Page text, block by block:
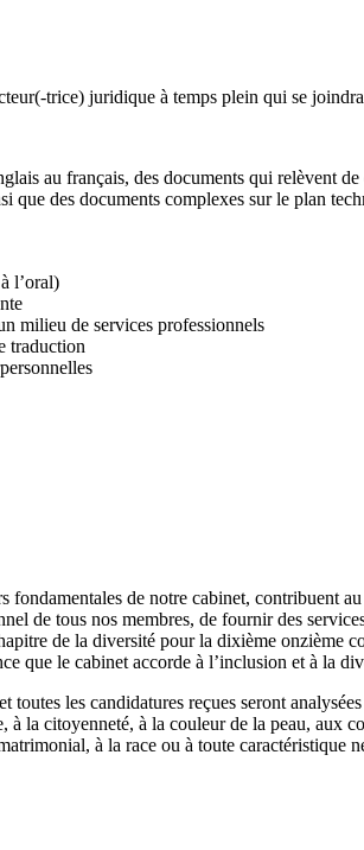
trice) juridique à temps plein qui se
au français, des documents qui relèvent
des documents complexes sur le plan
l’oral)
milieu de services professionnels
traduction
de notre cabinet, contribuent
de tous nos membres, de fournir des
de la diversité pour la dixième
que le cabinet accorde à l’inclusion et à la
les candidatures reçues seront
à la citoyenneté, à la couleur de la peau,
à la race ou à toute